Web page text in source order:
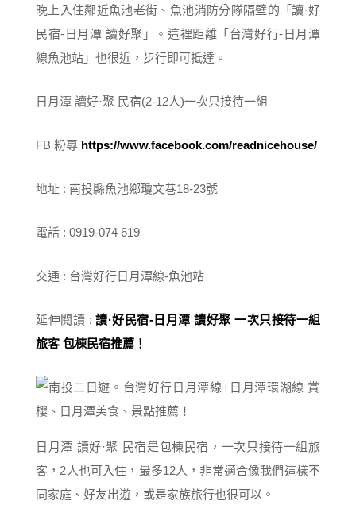
晚上入住鄰近魚池老街、魚池消防分隊隔壁的「讀·好
民宿-日月潭 讀好聚」。這裡距離「台灣好行-日月潭
線魚池站」也很近，步行即可抵達。
日月潭 讀好·聚 民宿(2-12人)一次只接待一組
FB 粉專 https://www.facebook.com/readnicehouse/
地址 : 南投縣魚池鄉瓊文巷18-23號
電話 : 0919-074 619
交通 : 台灣好行日月潭線-魚池站
延伸閱讀 : 讀·好民宿-日月潭 讀好聚 一次只接待一組
旅客 包棟民宿推薦！
日月潭 讀好·聚 民宿是包棟民宿，一次只接待一組旅
客，2人也可入住，最多12人，非常適合像我們這樣不
同家庭、好友出遊，或是家族旅行也很可以。